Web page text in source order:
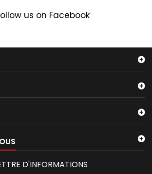
us on Facebook
D'INFORMATIONS